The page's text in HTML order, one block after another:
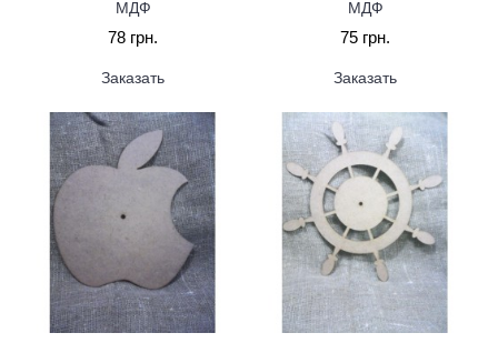
МДФ
78 грн.
Заказать
МДФ
75 грн.
Заказать